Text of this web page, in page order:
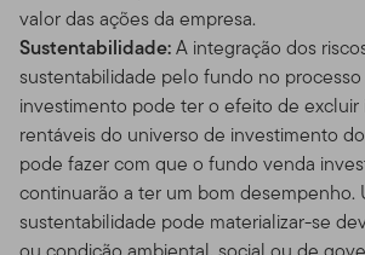
valor das ações da empresa.
Sustentabilidade:A integração dos
sustentabilidade pelo fundo no
investimento pode ter o efeito de
rentáveis ​​do universo de investimento
pode fazer com que o fundo venda
continuarão a ter um bom desempenho.
sustentabilidade pode materializar-se